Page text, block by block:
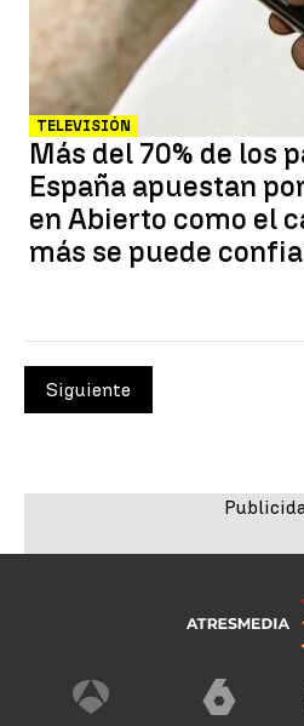
TELEVISIÓN
Más del 70% de los
España apuestan
en Abierto como el
más se puede
Siguiente